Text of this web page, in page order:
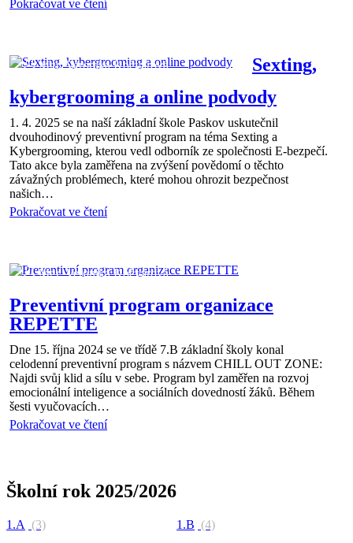
Pokračovat ve čtení
Mgr. Veronika Kočvarová
Sexting,
kybergrooming a online podvody
1. 4. 2025 se na naší základní škole Paskov uskutečnil
dvouhodinový preventivní program na téma Sexting a
Kybergrooming, kterou vedl odborník ze společnosti E-bezpečí.
Tato akce byla zaměřena na zvýšení povědomí o těchto
závažných problémech, které mohou ohrozit bezpečnost
našich…
Pokračovat ve čtení
Mgr. Veronika Kočvarová
Preventivní program organizace
REPETTE
Dne 15. října 2024 se ve třídě 7.B základní školy konal
celodenní preventivní program s názvem CHILL OUT ZONE:
Najdi svůj klid a sílu v sebe. Program byl zaměřen na rozvoj
emocionální inteligence a sociálních dovedností žáků. Během
šesti vyučovacích…
Pokračovat ve čtení
Školní rok 2025/2026
1.A (3) 1.B (4)